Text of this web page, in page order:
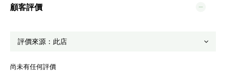
顧客評價
尚未有任何評價